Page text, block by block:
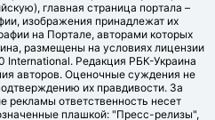
главная страница портала –
изображения принадлежат их
на Портале, авторами которых
размещены на условиях лицензии
International. Редакция РБК-Украина
авторов. Оценочные суждения не
их правдивости. За
рекламы ответственность несет
плашкой: "Пресс-релизы",